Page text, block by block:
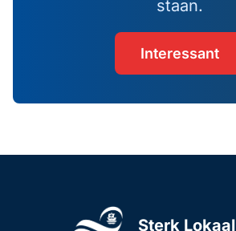
staan.
Interessant
Sterk Lokaal